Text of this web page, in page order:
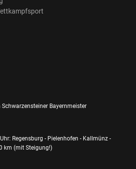
Bayernmeister
Regensburg - Pielenhofen - Kallmünz -
km (mit Steigung!)